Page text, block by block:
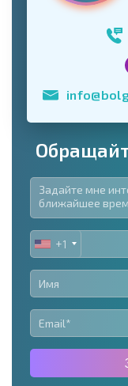
UNITED
STATES
+1
+1